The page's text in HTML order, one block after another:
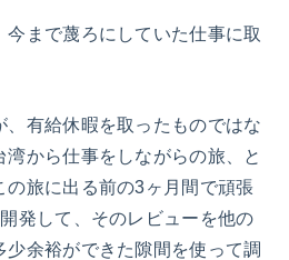
まで蔑ろにしていた仕事に取
、有給休暇を取ったものではな
から仕事をしながらの旅、と
の旅に出る前の3ヶ月間で頑張
発して、そのレビューを他の
少余裕ができた隙間を使って調